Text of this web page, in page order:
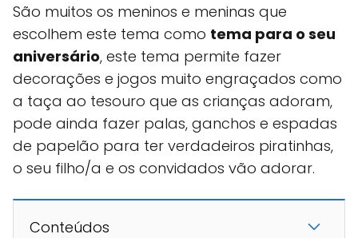
São muitos os meninos e meninas que
escolhem este tema como tema para o seu
aniversário, este tema permite fazer
decorações e jogos muito engraçados como
a taça ao tesouro que as crianças adoram,
pode ainda fazer palas, ganchos e espadas
de papelão para ter verdadeiros piratinhas,
o seu filho/a e os convidados vão adorar.
Conteúdos